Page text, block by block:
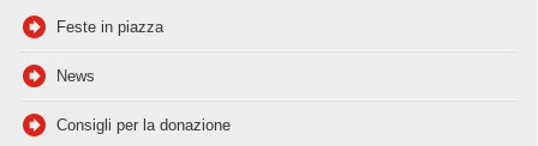
Feste in piazza
News
Consigli per la donazione